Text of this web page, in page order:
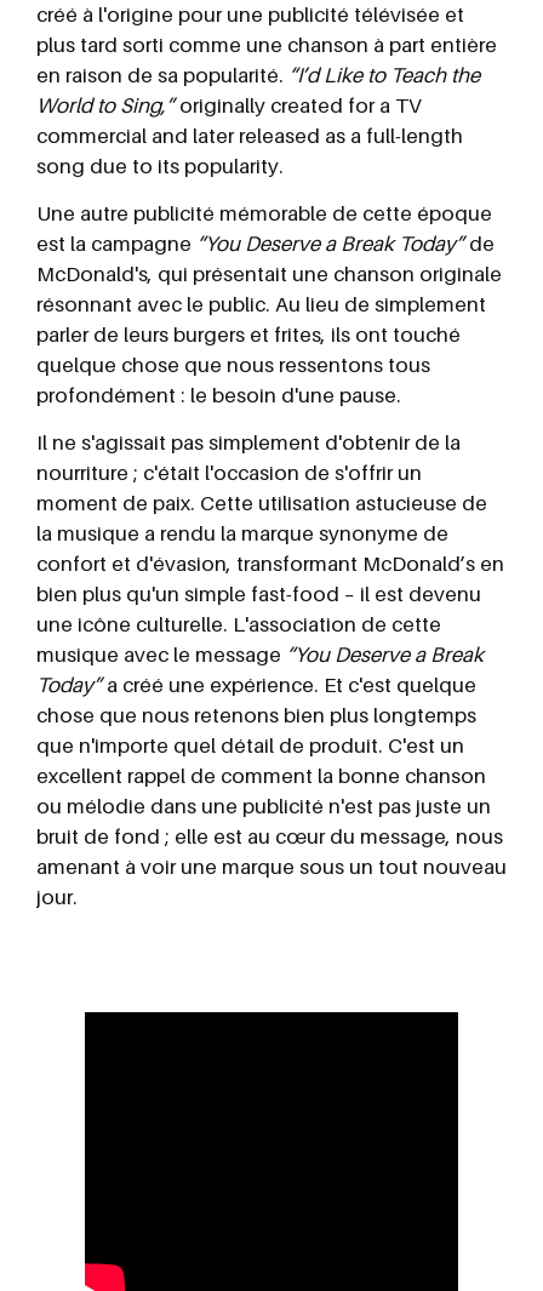
créé à l'origine pour une publicité télévisée et
plus tard sorti comme une chanson à part entière
en raison de sa popularité. “I’d Like to Teach the
World to Sing,”originally created for a TV
commercial and later released as a full-length
song due to its popularity.
Une autre publicité mémorable de cette époque
est la campagne “You Deserve a Break Today”de
McDonald's, qui présentait une chanson originale
résonnant avec le public. Au lieu de simplement
parler de leurs burgers et frites, ils ont touché
quelque chose que nous ressentons tous
profondément : le besoin d'une pause.
Il ne s'agissait pas simplement d'obtenir de la
nourriture ; c'était l'occasion de s'offrir un
moment de paix. Cette utilisation astucieuse de
la musique a rendu la marque synonyme de
confort et d'évasion, transformant McDonald’s en
bien plus qu'un simple fast-food – il est devenu
une icône culturelle. L'association de cette
musique avec le message “You Deserve a Break
Today”a créé une expérience. Et c'est quelque
chose que nous retenons bien plus longtemps
que n'importe quel détail de produit. C'est un
excellent rappel de comment la bonne chanson
ou mélodie dans une publicité n'est pas juste un
bruit de fond ; elle est au cœur du message, nous
amenant à voir une marque sous un tout nouveau
jour.